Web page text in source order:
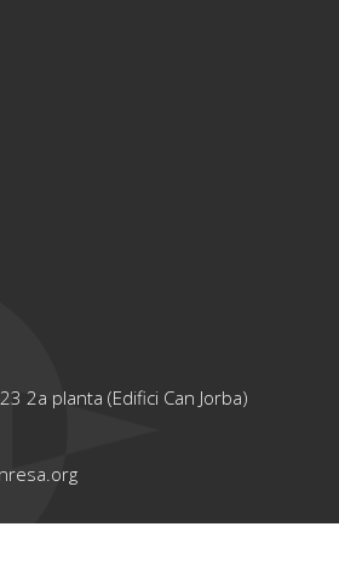
2a planta (Edifici Can Jorba)